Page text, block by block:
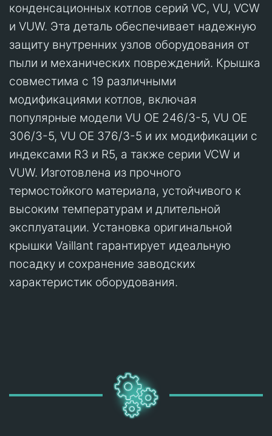
конденсационных котлов серий VC, VU, VCW
и VUW. Эта деталь обеспечивает надежную
защиту внутренних узлов оборудования от
пыли и механических повреждений. Крышка
совместима с 19 различными
модификациями котлов, включая
популярные модели VU OE 246/3-5, VU OE
306/3-5, VU OE 376/3-5 и их модификации с
индексами R3 и R5, а также серии VCW и
VUW. Изготовлена из прочного
термостойкого материала, устойчивого к
высоким температурам и длительной
эксплуатации. Установка оригинальной
крышки Vaillant гарантирует идеальную
посадку и сохранение заводских
характеристик оборудования.